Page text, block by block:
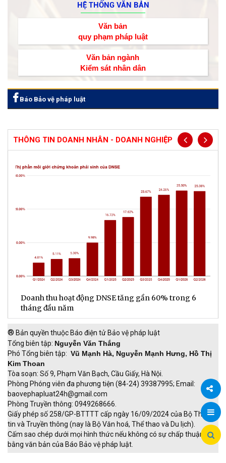
Chia
HỆ THỐNG VĂN BẢN
Văn bản
quy phạm pháp luật
Văn bản ngành
Kiểm sát nhân dân
Báo Bảo vệ pháp luật
THÔNG TIN DOANH NHÂN - DOANH NGHIỆP
Doanh thu hoạt động DNSE tăng gần 60% trong 6
tháng đầu năm
® Bản quyền thuộc Báo điện tử Bảo vệ pháp luật
Tổng biên tập: Nguyễn Văn Thắng
Phó Tổng biên tập: Vũ Mạnh Hà, Nguyễn Mạnh Hưng, Hồ Thị
Kim Thoan
Tòa soạn: Số 9, Phạm Văn Bạch, Cầu Giấy, Hà Nội.
Phòng Phóng viên đa phương tiện (84-24) 39387995; Email:
baovephapluat24h@gmail.com
Phòng Truyền thông: 0949268666.
Giấy phép số 258/GP-BTTTT cấp ngày 16/09/2024 của Bộ Thông
tin và Truyền thông (nay là Bộ Văn hoá, Thể thao và Du lịch).
Cấm sao chép dưới mọi hình thức nếu không có sự chấp thuận
bằng văn bản của Báo Bảo vệ pháp luật.